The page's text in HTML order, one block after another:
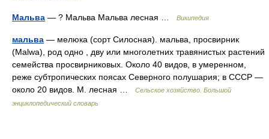
Мальва — ? Мальва Мальва лесная … Википедия
мальва — мелюка (сорт Силосная). мальва, просвирник
(Malwa), род одно , дву или многолетних травянистых растений
семейства просвирниковых. Около 40 видов, в умеренном,
реже субтропических поясах Северного полушария; в СССР —
около 20 видов. М. лесная …
Сельское хозяйство. Большой
энциклопедический словарь